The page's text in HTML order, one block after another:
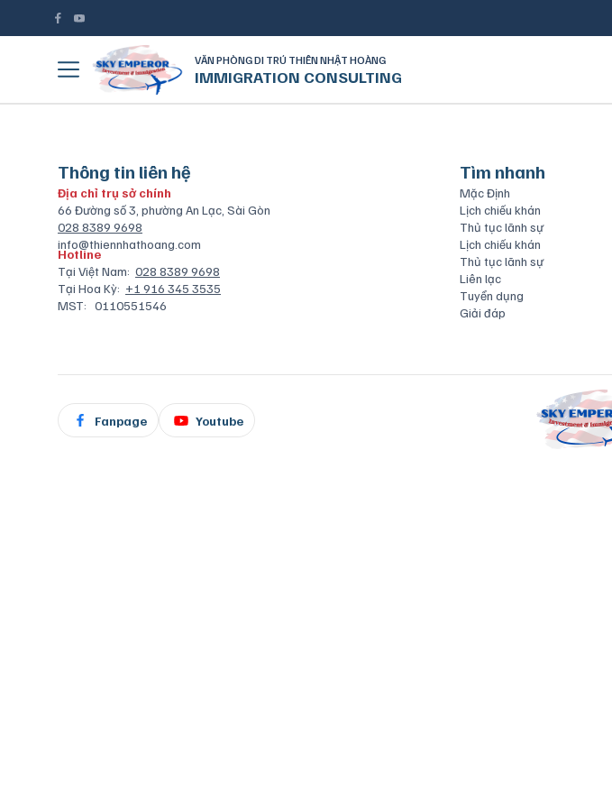
VĂN PHÒNG DI TRÚ THIÊN NHẬT HOÀNG
IMMIGRATION CONSULTING
Thông tin liên hệ
Địa chỉ trụ sở chính
66 Đường số 3, phường An Lạc, Sài Gòn
028 8389 9698
info@thiennhathoang.com
Hotline
Tại Việt Nam: 028 8389 9698
Tại Hoa Kỳ: +1 916 345 3535
MST: 0110551546
Tìm nhanh
Mặc Định
Lịch chiếu khán
Thủ tục lãnh sự
Lịch chiếu khán
Thủ tục lãnh sự
Liên lạc
Tuyển dụng
Giải đáp
Fanpage Youtube